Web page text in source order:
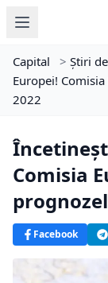
Capital > Știri
Europei!
2022
Comisia
Facebook